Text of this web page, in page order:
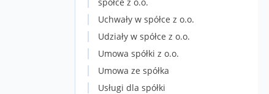
Uchwały w spółce z o.o.
Udziały w spółce z o.o.
Umowa spółki z o.o.
Umowa ze spółka
Usługi dla spółki